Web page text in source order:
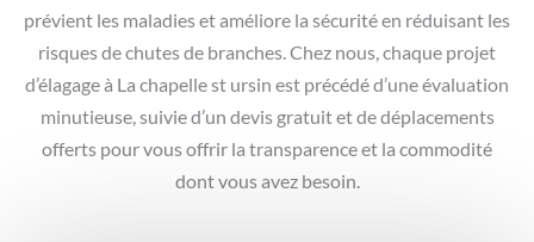
prévient les maladies et améliore la sécurité en réduisant les
risques de chutes de branches. Chez nous, chaque projet
d’élagage à La chapelle st ursin est précédé d’une évaluation
minutieuse, suivie d’un devis gratuit et de déplacements
offerts pour vous offrir la transparence et la commodité
dont vous avez besoin.